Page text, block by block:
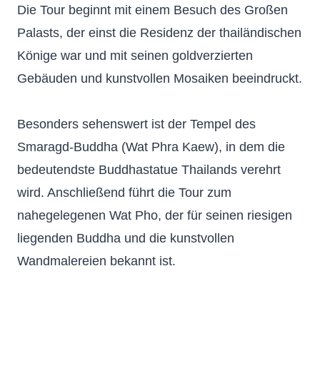
Die Tour beginnt mit einem Besuch des Großen
Palasts, der einst die Residenz der thailändischen
Könige war und mit seinen goldverzierten
Gebäuden und kunstvollen Mosaiken beeindruckt.
Besonders sehenswert ist der Tempel des
Smaragd-Buddha (Wat Phra Kaew), in dem die
bedeutendste Buddhastatue Thailands verehrt
wird. Anschließend führt die Tour zum
nahegelegenen Wat Pho, der für seinen riesigen
liegenden Buddha und die kunstvollen
Wandmalereien bekannt ist.